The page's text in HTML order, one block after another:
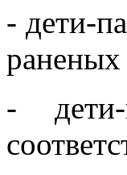
- дети-
раненых
-